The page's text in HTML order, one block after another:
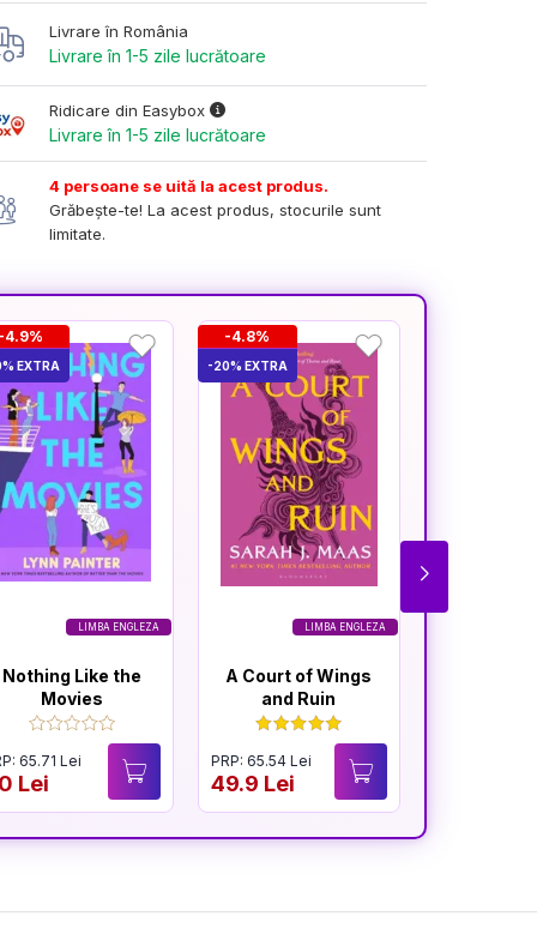
Livrare în România
Livrare în 1-5 zile lucrătoare
Ridicare din Easybox
Livrare în 1-5 zile lucrătoare
4 persoane se uită la acest produs.
Grăbește-te! La acest produs, stocurile sunt
limitate.
LIMBA ENGLEZA
-4.9%
EXTRA
Nothing Like the
Movies
65.71 Lei
Lei
LIMBA ENGLEZA
-4.8%
-20% EXTRA
A Court of Wings
and Ruin
PRP: 65.54 Lei
49.9 Lei